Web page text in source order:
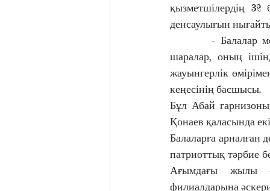
қызметшілердің
денсаулығын
- Балалар мен
шаралар, оның
жауынгерлік
кеңесінің басшысы.
Бұл Абай
Қонаев қаласында
Балаларға арналған
патриоттық тәрбие
Ағымдағы жылы
филиалдарына